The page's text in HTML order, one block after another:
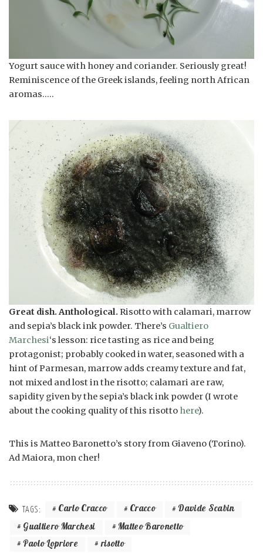
Yogurt sauce with honey and coriander. Seriously great!
Reminiscence of the Greek islands, feeling north African
aromas…..
Great dish. Anthological. Risotto with calamari, marrow
and sepia’s black ink powder. There’s Gualtiero
Marchesi‘s lesson: rice tasting as rice and being
protagonist; probably cooked in water, seasoned with a
hint of Parmesan, marrow adds creamy texture and fat,
not mixed and lost in the risotto; calamari are raw,
sapidity given by the sepia’s black ink powder (I wrote
about the cooking quality of this risotto here).
This is Matteo Baronetto’s story from Giaveno (Torino).
Ad Maiora, mon cher!
TAGS: Carlo Cracco Cracco
Davide Scabin
Gualtiero Marchesi
Matteo Baronetto
Paolo Lopriore
risotto